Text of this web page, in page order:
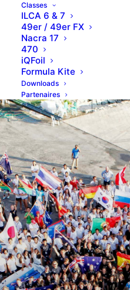
Classes
ILCA 6 & 7
49er / 49er FX
Nacra 17
470
iQFoil
Formula Kite
Downloads
Partenaires